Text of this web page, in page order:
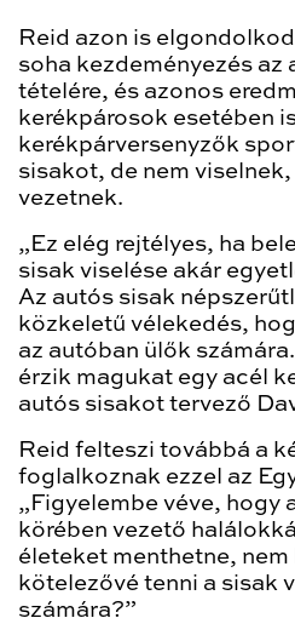
Reid azon is
soha kezdeményezés
tételére, és azonos
kerékpárosok esetében
kerékpárversenyzők
sisakot, de nem
vezetnek.
„Ez elég rejtélyes, ha
sisak viselése akár
Az autós sisak
közkeletű vélekedés,
az autóban ülők
érzik magukat egy acél
autós sisakot tervező
Reid felteszi továbbá a
foglalkoznak ezzel az
„Figyelembe véve, hogy
körében vezető
életeket menthetne,
kötelezővé tenni a sisak
számára?”